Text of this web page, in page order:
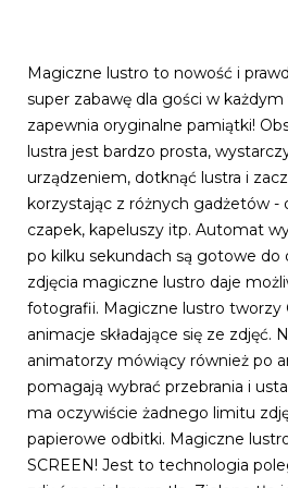
Magiczne lustro to nowość i
super zabawę dla gości w
zapewnia oryginalne pamiątki!
lustra jest bardzo prosta,
urządzeniem, dotknąć lustra i
korzystając z różnych gadżetów -
czapek, kapeluszy itp. Automat
po kilku sekundach są gotowe do
zdjęcia magiczne lustro daje
fotografii. Magiczne lustro tworzy
animacje składające się ze zdjęć.
animatorzy mówiący również po
pomagają wybrać przebrania i
ma oczywiście żadnego limitu
papierowe odbitki. Magiczne
SCREEN! Jest to technologia